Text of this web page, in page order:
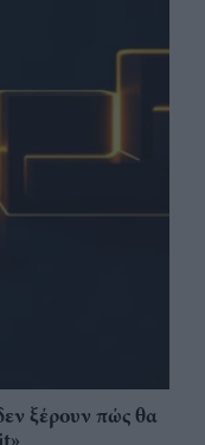
ξέρουν πώς θα